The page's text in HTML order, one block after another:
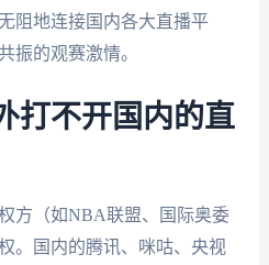
阻地连接国内各大直播平
振的观赛激情。
打不开国内的直
方（如NBA联盟、国际奥委
。国内的腾讯、咪咕、央视